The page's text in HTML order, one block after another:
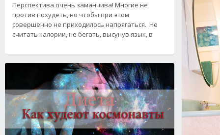
Перспектива очень заманчива! Многие не
против похудеть, но чтобы при этом
совершенно не приходилось напрягаться. Не
считать калории, не бегать, высунув язык, в